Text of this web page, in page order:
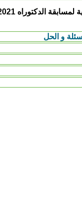
2020/2021كلية العلوم الدقيقة
و الحل